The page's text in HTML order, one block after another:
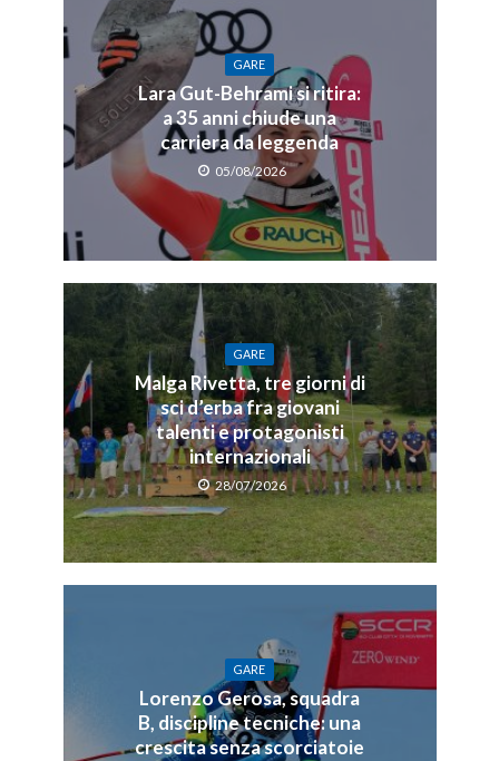
GARE
Lara Gut-Behrami si ritira:
a 35 anni chiude una
carriera da leggenda
05/08/2026
GARE
Malga Rivetta, tre giorni di
sci d’erba fra giovani
talenti e protagonisti
internazionali
28/07/2026
GARE
Lorenzo Gerosa, squadra
B, discipline tecniche: una
crescita senza scorciatoie